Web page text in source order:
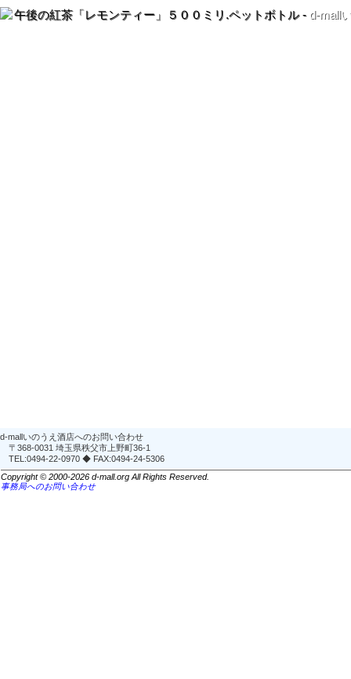
午後の紅茶「レモンティー」５００ミリ.ペットボトル - d-mall
d-mallいのうえ酒店へのお問い合わせ
〒368-0031 埼玉県秩父市上野町36-1
TEL:0494-22-0970 ◆ FAX:0494-24-5306
Copyright © 2000-2026 d-mall.org All Rights Reserved.
事務局へのお問い合わせ